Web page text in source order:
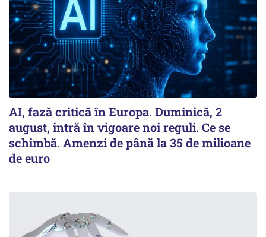
AI, fază critică în Europa. Duminică, 2
august, intră în vigoare noi reguli. Ce se
schimbă. Amenzi de până la 35 de milioane
de euro